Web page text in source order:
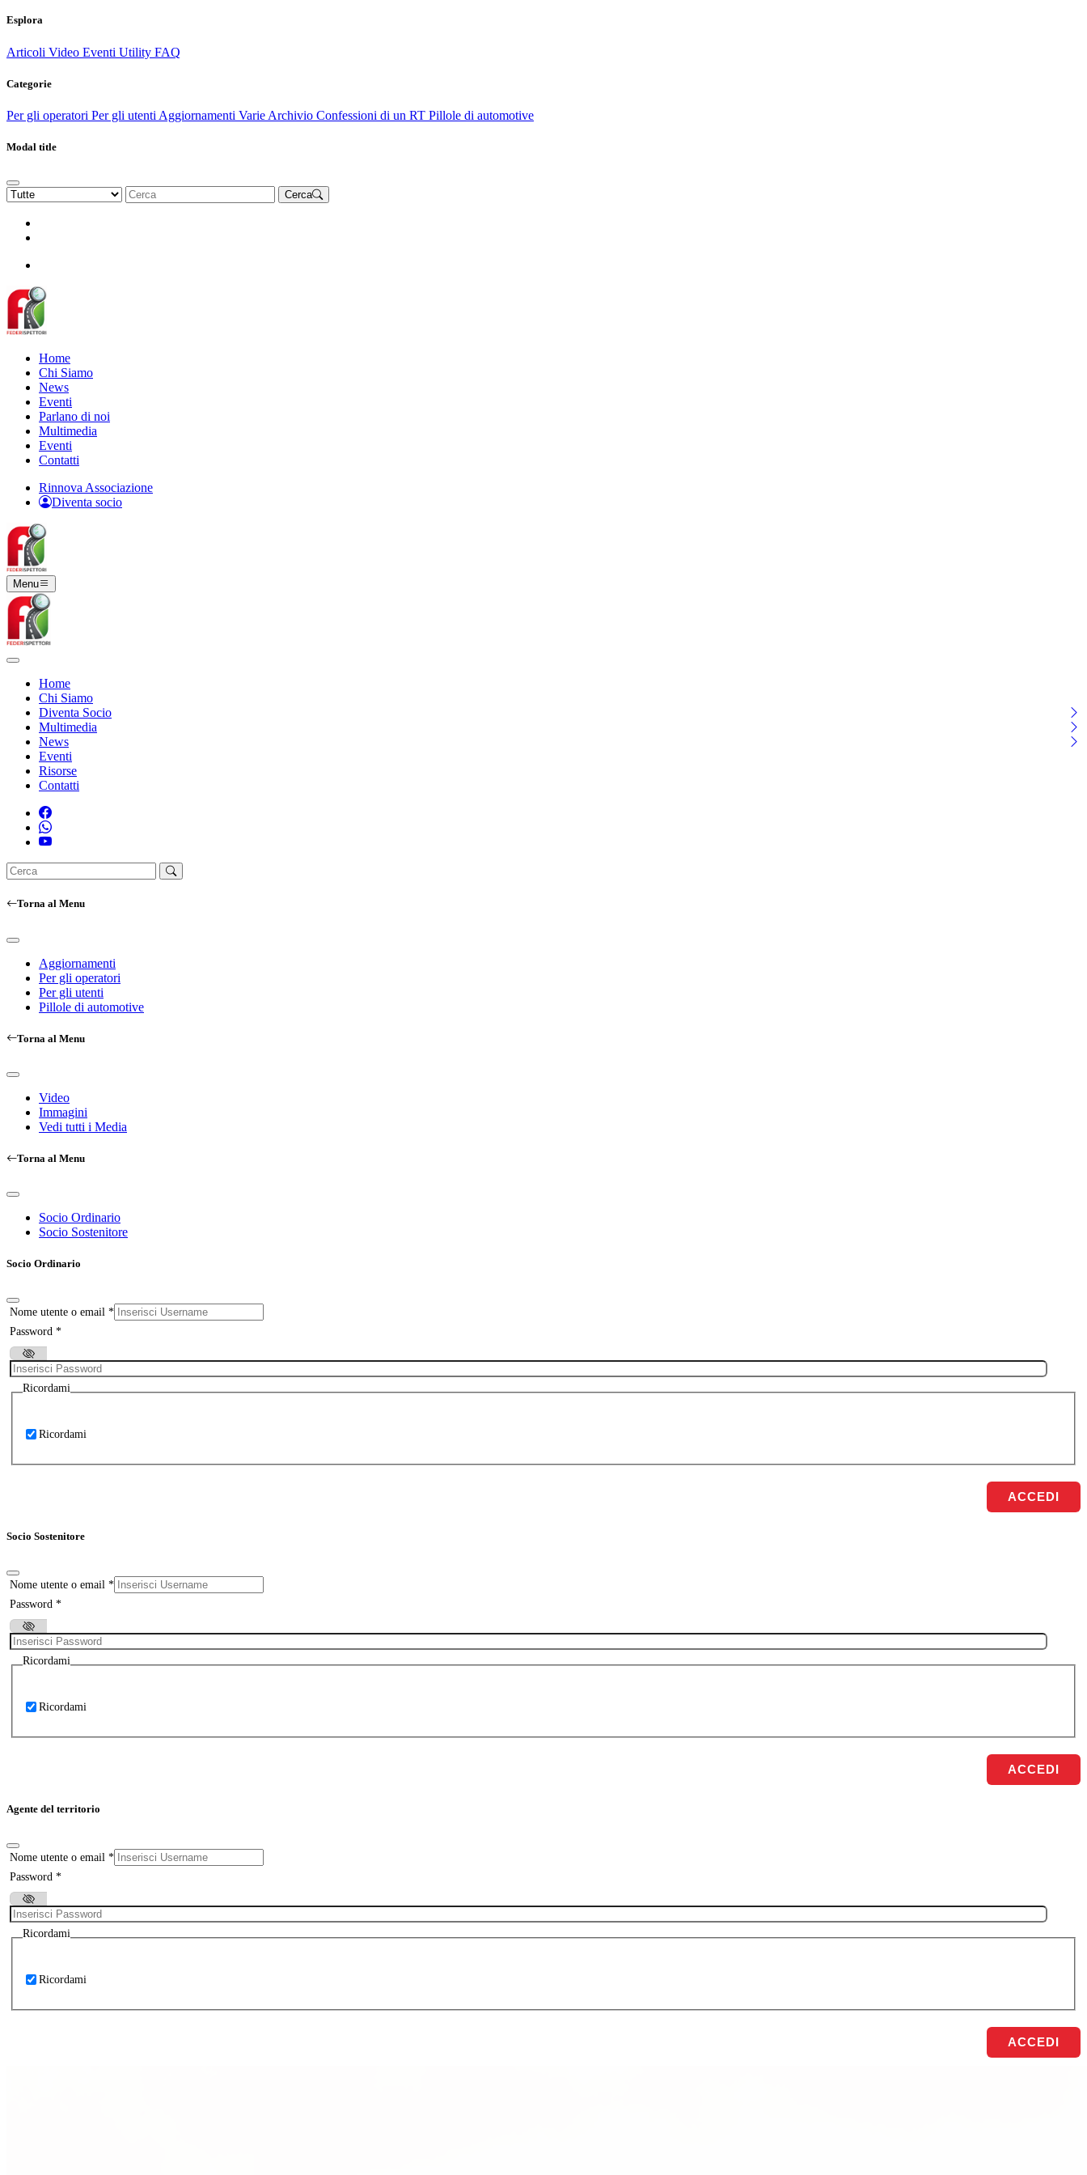
Esplora
Articoli Video Eventi Utility FAQ
Categorie
Per gli operatori Per gli utenti Aggiornamenti Varie Archivio Confessioni di un RT Pillole di automotive
Modal title
Cerca
Home
Chi Siamo
News
Eventi
Parlano di noi
Multimedia
Eventi
Contatti
Rinnova Associazione
Diventa socio
Menu
Home
Chi Siamo
Diventa Socio
Multimedia
News
Eventi
Risorse
Contatti
Torna al Menu
Aggiornamenti
Per gli operatori
Per gli utenti
Pillole di automotive
Torna al Menu
Video
Immagini
Vedi tutti i Media
Torna al Menu
Socio Ordinario
Socio Sostenitore
Socio Ordinario
Nome utente o email *
Password *
Ricordami
Ricordami
ACCEDI
Socio Sostenitore
Nome utente o email *
Password *
Ricordami
Ricordami
ACCEDI
Agente del territorio
Nome utente o email *
Password *
Ricordami
Ricordami
ACCEDI